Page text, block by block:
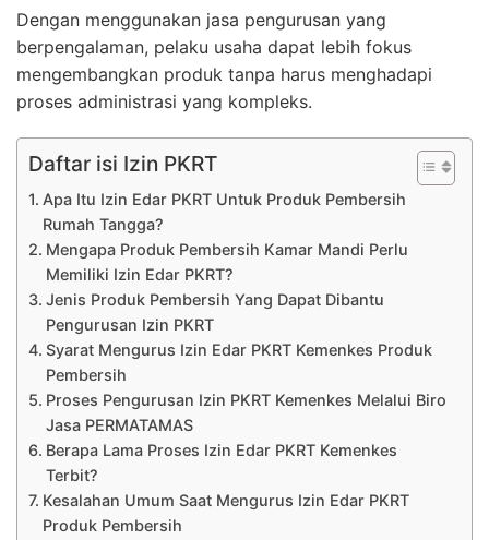
Dengan menggunakan jasa pengurusan yang
berpengalaman, pelaku usaha dapat lebih fokus
mengembangkan produk tanpa harus menghadapi
proses administrasi yang kompleks.
Daftar isi Izin PKRT
Apa Itu Izin Edar PKRT Untuk Produk Pembersih
Rumah Tangga?
Mengapa Produk Pembersih Kamar Mandi Perlu
Memiliki Izin Edar PKRT?
Jenis Produk Pembersih Yang Dapat Dibantu
Pengurusan Izin PKRT
Syarat Mengurus Izin Edar PKRT Kemenkes Produk
Pembersih
Proses Pengurusan Izin PKRT Kemenkes Melalui Biro
Jasa PERMATAMAS
Berapa Lama Proses Izin Edar PKRT Kemenkes
Terbit?
Kesalahan Umum Saat Mengurus Izin Edar PKRT
Produk Pembersih